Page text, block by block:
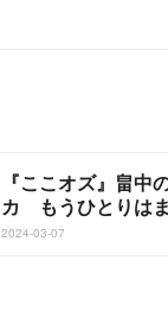
『ここオズ』畠中
カ もうひとりは
2024-03-07